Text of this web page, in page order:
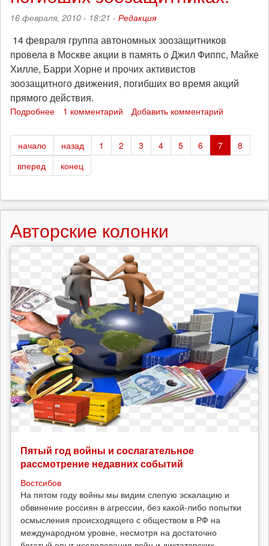
зоозащитников
16 февраля, 2010 - 18:21 - Редакция
14 февраля группа автономных зоозащитников
провела в Москве акции в память о Джил Фиппс, Майке
Хилле, Барри Хорне и прочих активистов
зоозащитного движения, погибших во время акций
прямого действия.
Подробнее
февраля
Москве
прошла
память
погибших
зоозащитниках.
1 комментарий Добавить комментарий
начало назад 1 2 3 4 5 6 7
8
вперед
конец
Авторские колонки
Пятый год войны и сослагательное
рассмотрение недавних событий
Востсибов
На пятом году войны мы видим слепую эскалацию и
обвинение россиян в агрессии, без какой-либо попытки
осмысления происходящего с обществом в РФ на
международном уровне, несмотря на достаточно